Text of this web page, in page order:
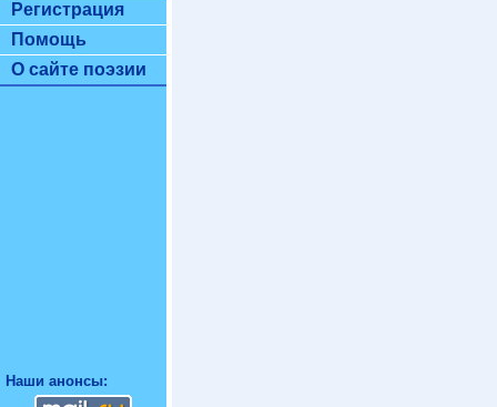
Регистрация
Помощь
О сайте поэзии
Наши анонсы: